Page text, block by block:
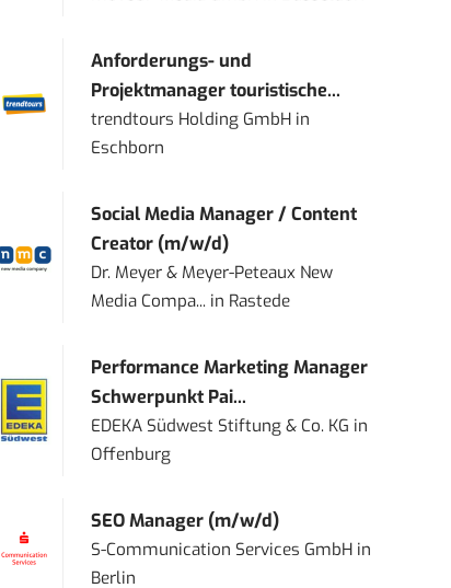
Anforderungs- und
Projektmanager touristische...
trendtours Holding GmbH in
Eschborn
Social Media Manager / Content
Creator (m/w/d)
Dr. Meyer & Meyer-Peteaux New
Media Compa... in Rastede
Performance Marketing Manager
Schwerpunkt Pai...
EDEKA Südwest Stiftung & Co. KG in
Offenburg
SEO Manager (m/w/d)
S-Communication Services GmbH in
Berlin